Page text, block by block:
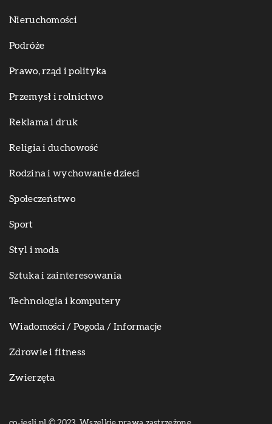
Nieruchomości
Podróże
Prawo, rząd i polityka
Przemysł i rolnictwo
Reklama i druk
Religia i duchowość
Rodzina i wychowanie dzieci
Społeczeństwo
Sport
Styl i moda
Sztuka i zainteresowania
Technologia i komputery
Wiadomości / Pogoda / Informacje
Zdrowie i fitness
Zwierzęta